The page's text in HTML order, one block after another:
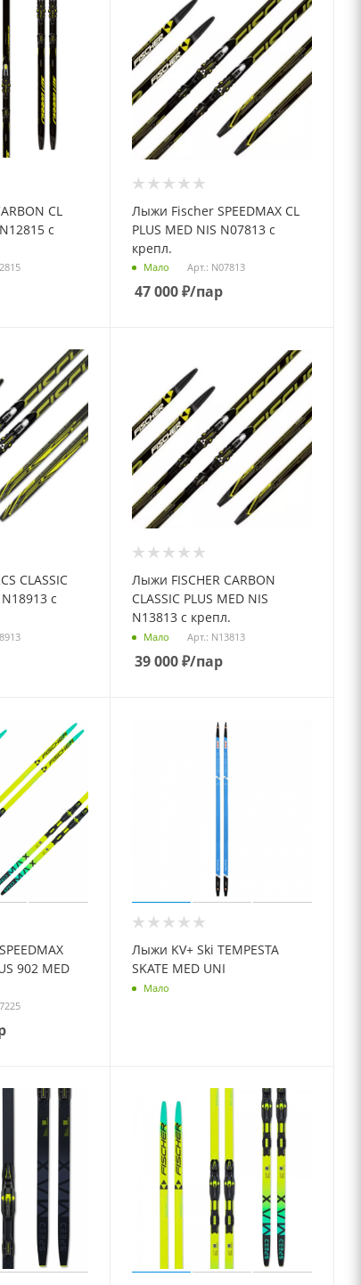
CL
с
Лыжи Fischer SPEEDMAX CL
PLUS MED NIS N07813 с
крепл.
Мало Арт.: N07813
47 000₽/пар
CLASSIC
N18913 с
Лыжи FISCHER CARBON
CLASSIC PLUS MED NIS
N13813 с крепл.
Мало Арт.: N13813
39 000₽/пар
902 MED
Лыжи KV+ Ski TEMPESTA
SKATE MED UNI
Мало